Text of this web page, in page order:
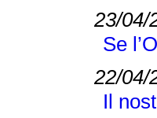
23/04/
Se
22/04/
Il